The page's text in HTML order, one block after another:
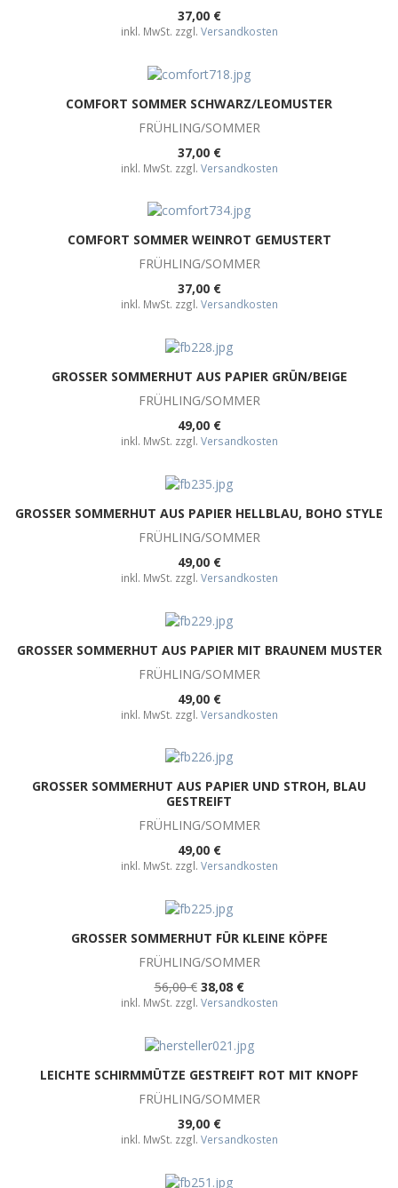
37,00 €
inkl. MwSt. zzgl. Versandkosten
COMFORT SOMMER SCHWARZ/LEOMUSTER
FRÜHLING/SOMMER
37,00 €
inkl. MwSt. zzgl. Versandkosten
COMFORT SOMMER WEINROT GEMUSTERT
FRÜHLING/SOMMER
37,00 €
inkl. MwSt. zzgl. Versandkosten
GROSSER SOMMERHUT AUS PAPIER GRÜN/BEIGE
FRÜHLING/SOMMER
49,00 €
inkl. MwSt. zzgl. Versandkosten
GROSSER SOMMERHUT AUS PAPIER HELLBLAU, BOHO STYLE
FRÜHLING/SOMMER
49,00 €
inkl. MwSt. zzgl. Versandkosten
GROSSER SOMMERHUT AUS PAPIER MIT BRAUNEM MUSTER
FRÜHLING/SOMMER
49,00 €
inkl. MwSt. zzgl. Versandkosten
GROSSER SOMMERHUT AUS PAPIER UND STROH, BLAU G
ESTREIFT
FRÜHLING/SOMMER
49,00 €
inkl. MwSt. zzgl. Versandkosten
GROSSER SOMMERHUT FÜR KLEINE KÖPFE
FRÜHLING/SOMMER
56,00 € 38,08 €
inkl. MwSt. zzgl. Versandkosten
LEICHTE SCHIRMMÜTZE GESTREIFT ROT MIT KNOPF
FRÜHLING/SOMMER
39,00 €
inkl. MwSt. zzgl. Versandkosten